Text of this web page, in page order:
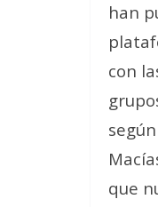
han
con
que